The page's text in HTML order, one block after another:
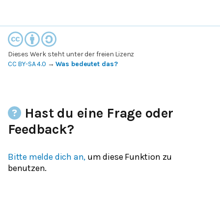
Dieses Werk steht unter der freien Lizenz
CC BY-SA 4.0 →Was bedeutet das?
Hast du eine Frage oder
Feedback?
Bitte melde dich an, um diese Funktion zu
benutzen.